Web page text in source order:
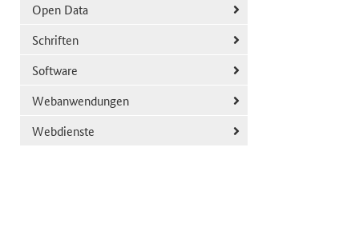
Open Data
Schriften
Software
Webanwendungen
Webdienste